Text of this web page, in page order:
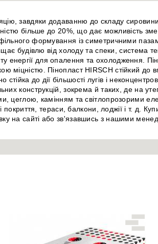
завдяки додаванню до складу сировини
більше до 20%, що дає можливість
формування із симетричними
будівлю від холоду та спеки, система
для опалення та охолодження.
Пінопласт HIRSCH стійкий до
до дії більшості лугів і
конструкцій, зокрема й таких, де на
цеглою, камінням та світлопрозорими
тераси, балкони, лоджії і т. д.
на сайті або зв'язавшись з нашими